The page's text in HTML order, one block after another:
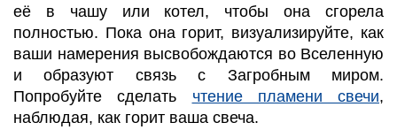
её в чашу или котел, чтобы она сгорела
полностью. Пока она горит, визуализируйте, как
ваши намерения высвобождаются во Вселенную
и образуют связь с Загробным миром.
Попробуйте сделать чтение пламени свечи,
наблюдая, как горит ваша свеча.